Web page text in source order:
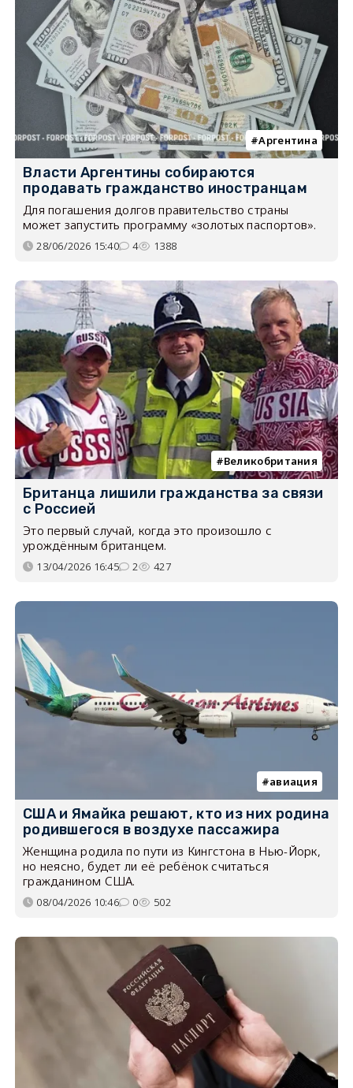
Аргентина
Власти Аргентины собираются
продавать гражданство иностранцам
Для погашения долгов правительство страны
может запустить программу «золотых паспортов».
28/06/2026 15:40 4 1388
Великобритания
Британца лишили гражданства за связи
с Россией
Это первый случай, когда это произошло с
урождённым британцем.
13/04/2026 16:45 2 427
авиация
США и Ямайка решают, кто из них родина
родившегося в воздухе пассажира
Женщина родила по пути из Кингстона в Нью-Йорк,
но неясно, будет ли её ребёнок считаться
гражданином США.
08/04/2026 10:46 0 502